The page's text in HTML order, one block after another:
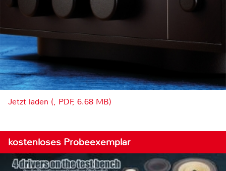
Jetzt laden (, PDF, 6.68 MB)
kostenloses Probeexemplar